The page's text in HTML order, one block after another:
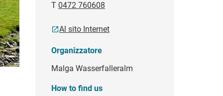
T 0472 760608
Al sito Internet
Organizzatore
Malga Wasserfalleralm
How to find us